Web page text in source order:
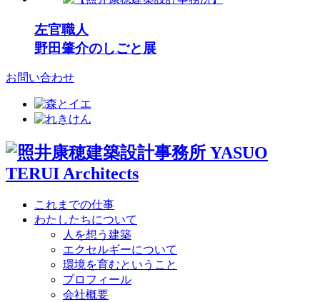
左官職人
野田肇介のしごと展
お問い合わせ
これまでの仕事
わたしたちについて
人を想う建築
エクセルギーについて
環境を育むということ
プロフィール
会社概要